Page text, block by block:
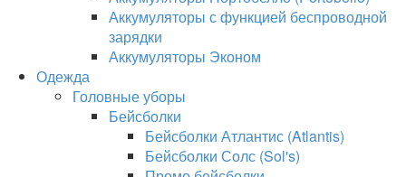
Аккумуляторы с функцией беспроводной
зарядки
Аккумуляторы Эконом
Одежда
Головные уборы
Бейсболки
Бейсболки Атлантис (Atlantis)
Бейсболки Солс (Sol's)